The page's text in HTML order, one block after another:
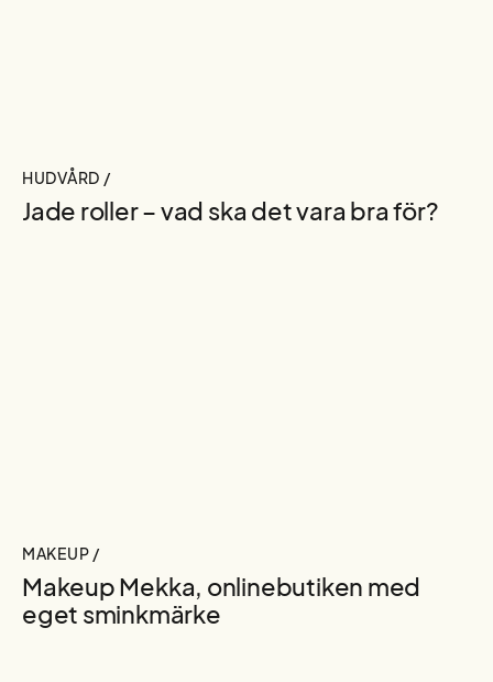
HUDVÅRD /
Jade roller – vad ska det vara bra för?
MAKEUP /
Makeup Mekka, onlinebutiken med
eget sminkmärke